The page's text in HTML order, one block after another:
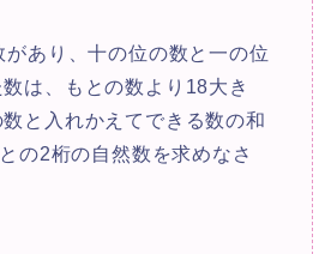
があり、十の位の数と一の位
は、もとの数より18大き
と入れかえてできる数の和
の2桁の自然数を求めなさ